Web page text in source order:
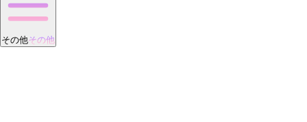
その他その他